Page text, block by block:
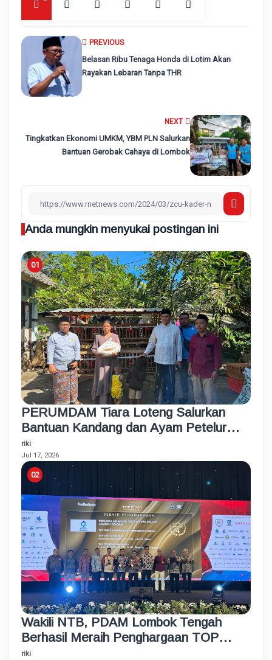
NEXT
Tingkatkan Ekonomi UMKM, YBM PLN Salurkan
Bantuan Gerobak Cahaya di Lombok
PREVIOUS
Belasan Ribu Tenaga Honda di Lotim Akan
Rayakan Lebaran Tanpa THR
Anda mungkin menyukai postingan ini
PERUMDAM Tiara Loteng Salurkan
Bantuan Kandang dan Ayam Petelur
Rumahan untuk Santri Korban
Kebakaran
riki
Jul 17, 2026
Wakili NTB, PDAM Lombok Tengah
Berhasil Meraih Penghargaan TOP
BUMD Bintang 4 Tahun 2026
riki